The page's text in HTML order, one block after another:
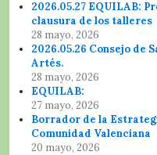
2026.05.27 EQUILAB:
clausura de los talleres
28 mayo, 2026
2026.05.26 Consejo de
Artés.
28 mayo, 2026
EQUILAB:
27 mayo, 2026
Borrador de la
Comunidad Valenciana
20 mayo, 2026